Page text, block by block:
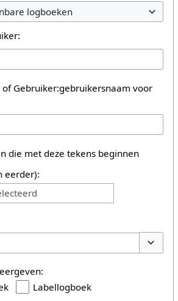
logboeken
Gebruiker:gebruikersnaam voor
die met deze tekens beginnen
eerder):
Labellogboek